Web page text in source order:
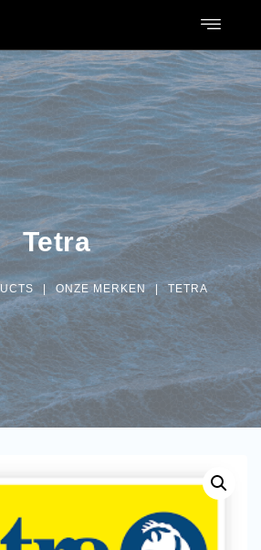
Tetra
ONZE MERKEN | TETRA